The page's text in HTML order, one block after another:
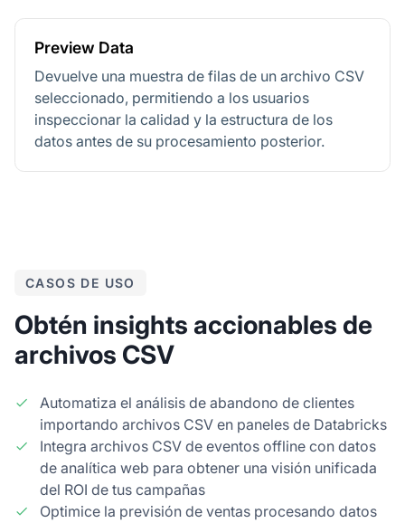
Preview Data
Devuelve una muestra de filas de un archivo CSV
seleccionado, permitiendo a los usuarios
inspeccionar la calidad y la estructura de los
datos antes de su procesamiento posterior.
CASOS DE USO
Obtén insights accionables de
archivos CSV
Automatiza el análisis de abandono de clientes
importando archivos CSV en paneles de Databricks
Integra archivos CSV de eventos offline con datos
de analítica web para obtener una visión unificada
del ROI de tus campañas
Optimice la previsión de ventas procesando datos